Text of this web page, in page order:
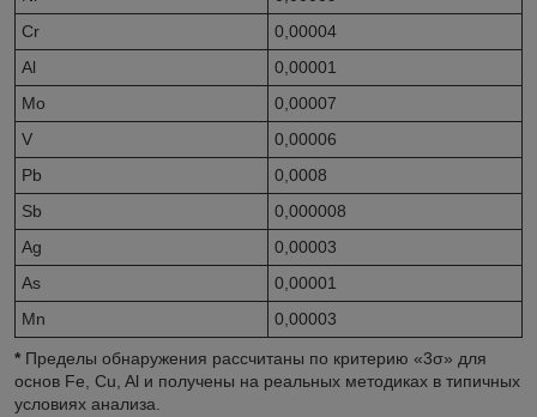
Cr
0,00004
Al
0,00001
Mo
0,00007
V
0,00006
Pb
0,0008
Sb
0,000008
Ag
0,00003
As
0,00001
Mn
0,00003
* Пределы обнаружения рассчитаны по критерию «3σ» для
основ Fe, Cu, Al и получены на реальных методиках в типичных
условиях анализа.